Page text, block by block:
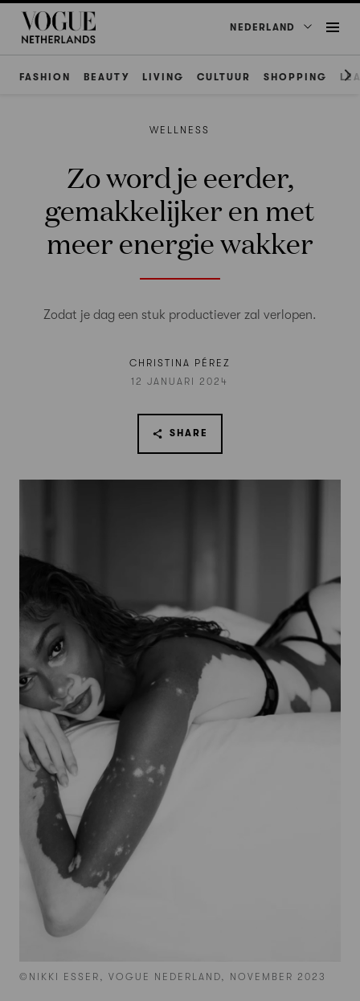
NEDERLAND
FASHION BEAUTY LIVING CULTUUR SHOPPING
©NIKKI ESSER, VOGUE NEDERLAND, NOVEMBER 2023
WELLNESS
Zo word je eerder,
gemakkelijker en met
meer energie wakker
Zodat je dag een stuk productiever zal verlopen.
CHRISTINA PÉREZ
12 JANUARI 2024
SHARE